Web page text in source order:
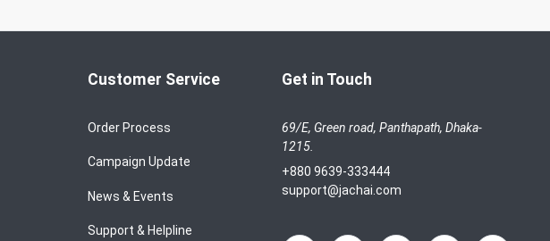
Customer Service
Order Process
Campaign Update
News & Events
Support & Helpline
Get in Touch
69/E, Green road, Panthapath, Dhaka-
1215.
+880 9639-333444
support@jachai.com